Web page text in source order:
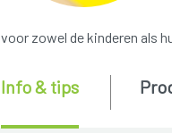
voor zowel de kinderen als
Info & tips